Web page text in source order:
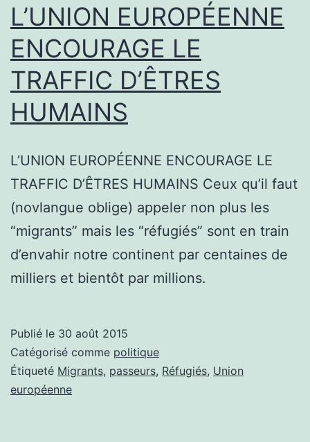
L’UNION EUROPÉENNE
ENCOURAGE LE
TRAFFIC D’ÊTRES
HUMAINS
L’UNION EUROPÉENNE ENCOURAGE LE
TRAFFIC D’ÊTRES HUMAINS Ceux qu’il faut
(novlangue oblige) appeler non plus les
“migrants” mais les “réfugiés” sont en train
d’envahir notre continent par centaines de
milliers et bientôt par millions.
Publié le 30 août 2015
Catégorisé comme politique
Étiqueté Migrants, passeurs, Réfugiés, Union
européenne